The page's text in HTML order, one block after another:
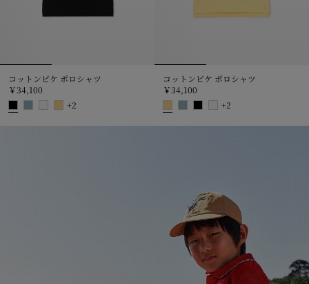
コットンピケ ポロシャツ
￥34,100
+2
コットンピケ ポロシャツ
￥34,100
+2